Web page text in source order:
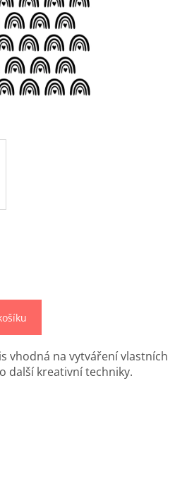
vhodná na vytváření vlastních
další kreativní techniky.